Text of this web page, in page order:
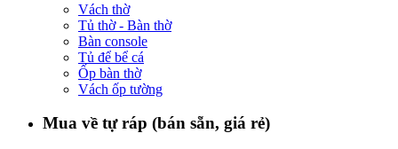
Vách thờ
Tủ thờ - Bàn thờ
Bàn console
Tủ để bể cá
Ốp bàn thờ
Vách ốp tường
Mua về tự ráp (bán sẵn, giá rẻ)